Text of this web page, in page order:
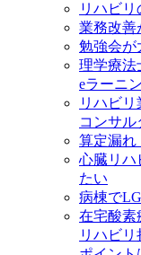
リハビ
業務改善
勉強会が
理学療法
eラーニ
リハビリ
コンサ
算定漏れ
心臓リハ
たい
病棟で
在宅酸素
リハビ